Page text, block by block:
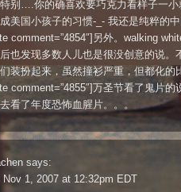
别….你的确喜欢要巧克力看样子一
美国小孩子的习惯-_- 我还是纯粹的中
comment=”4854″]另外。walking
也发现多数人儿也是很没创意的说
装扮起来，虽然撞衫严重，但都化的
comment=”4855″]万圣节看了鬼片的
看了年度恐怖血腥片。。。
says:
Nov 1, 2007 at 12:32pm EDT